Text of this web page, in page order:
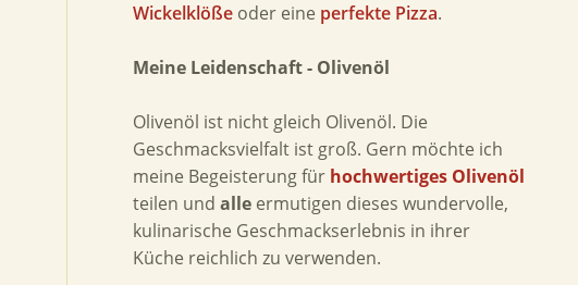
Wickelklößeoder eine perfekte Pizza.
Meine Leidenschaft - Olivenöl
Olivenöl ist nicht gleich Olivenöl. Die
Geschmacksvielfalt ist groß. Gern möchte ich
meine Begeisterung für hochwertiges Olivenöl
teilen und alleermutigen dieses wundervolle,
kulinarische Geschmackserlebnis in ihrer
Küche reichlich zu verwenden.